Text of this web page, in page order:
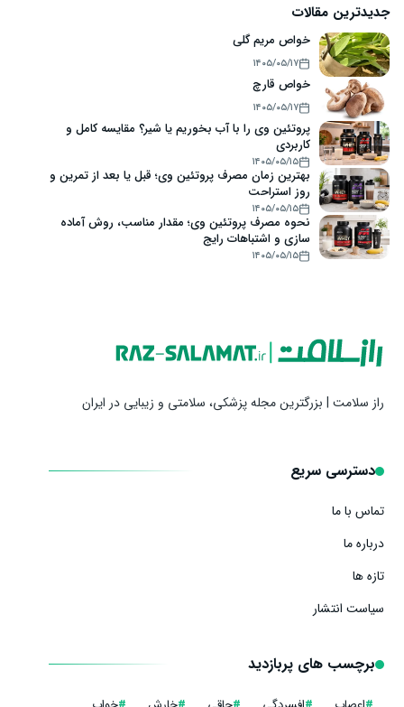
جدیدترین مقالات
خواص مریم گلی
۱۴۰۵/۰۵/۱۷
خواص قارچ
۱۴۰۵/۰۵/۱۷
پروتئین وی را با آب بخوریم یا شیر؟ مقایسه کامل و
کاربردی
۱۴۰۵/۰۵/۱۵
بهترین زمان مصرف پروتئین وی؛ قبل یا بعد از تمرین و
روز استراحت
۱۴۰۵/۰۵/۱۵
نحوه مصرف پروتئین وی؛ مقدار مناسب، روش آماده
سازی و اشتباهات رایج
۱۴۰۵/۰۵/۱۵
راز سلامت | بزرگترین مجله پزشکی، سلامتی و زیبایی در ایران
دسترسی سریع
تماس با ما
درباره ما
تازه ها
سیاست انتشار
برچسب های پربازدید